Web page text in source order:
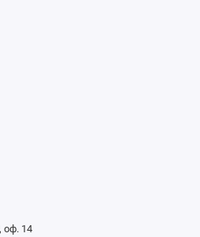
оф. 14